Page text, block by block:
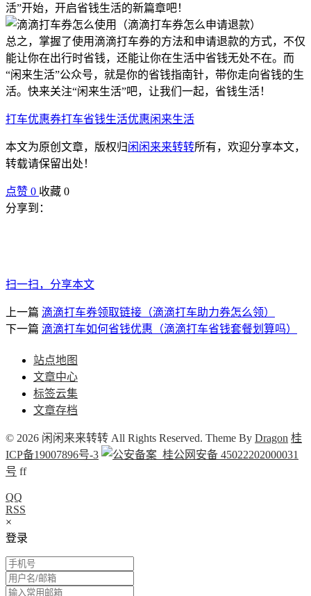
活”开始，开启省钱生活的新篇章吧！
总之，掌握了使用滴滴打车券的方法和申请退款的方式，不仅
能让你在出行时省钱，还能让你在生活中省钱无处不在。而
“闲来生活”公众号，就是你的省钱指南针，带你走向省钱的生
活。快来关注“闲来生活”吧，让我们一起，省钱生活！
打车优惠券打车省钱生活优惠闲来生活
本文为原创文章，版权归闲闲来来转转所有，欢迎分享本文，
转载请保留出处！
点赞 0 收藏 0
分享到：
扫一扫，分享本文
上一篇 滴滴打车券领取链接（滴滴打车助力券怎么领）
下一篇 滴滴打车如何省钱优惠（滴滴打车省钱套餐划算吗）
站点地图
文章中心
标签云集
文章存档
© 2026 闲闲来来转转 All Rights Reserved. Theme By Dragon 桂
ICP备19007896号-3
桂公网安备 45022202000031
号 ff
QQ
RSS
×
登录